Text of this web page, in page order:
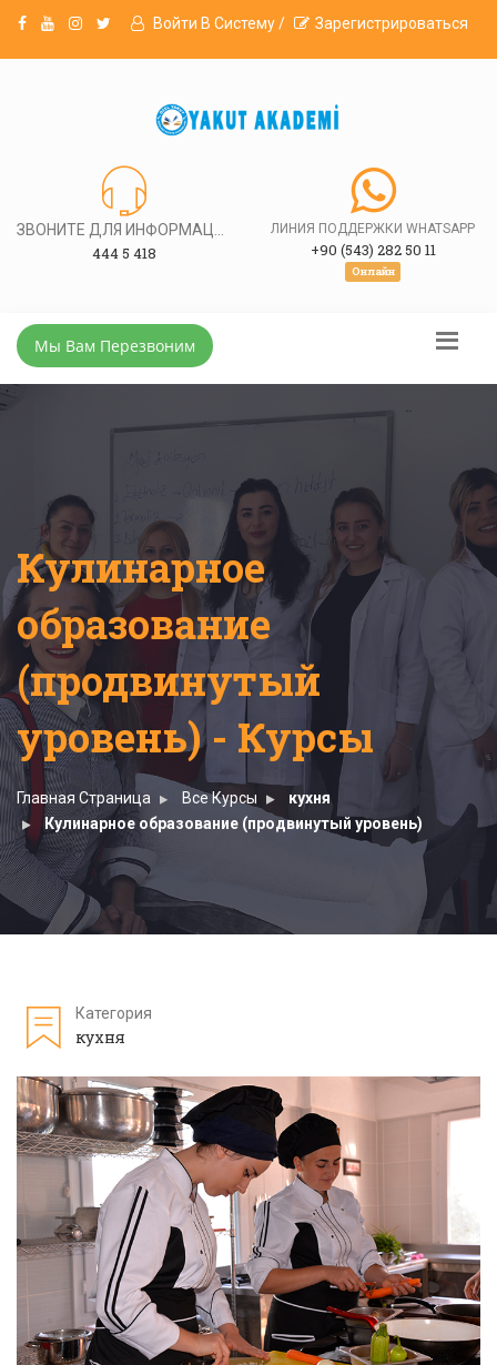
Войти В Систему / Зарегистрироваться
444 5 418
ЛИНИЯ ПОДДЕРЖКИ WHATSAPP
+90 (543) 282 50 11
Онлайн
Мы Вам Перезвоним
Кулинарное
образование
(продвинутый
уровень) - Курсы
Главная Страница Все Курсы
кухня
Кулинарное образование (продвинутый уровень)
Категория
кухня